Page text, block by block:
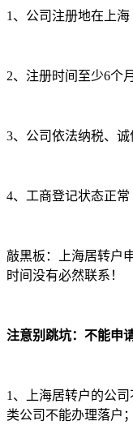
1、公司注册地在上海
2、注册时间至少6个
3、公司依法纳税、诚
4、工商登记状态正常
敲黑板：上海居转户
时间没有必然联系！
注意别跳坑：不能申
1、上海居转户的公
类公司不能办理落户；